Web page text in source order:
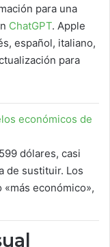
para una
ChatGPT. Apple
español, italiano,
para
económicos de
dólares, casi
de sustituir. Los
económico»,